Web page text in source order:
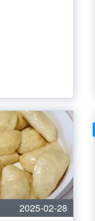
2025-02-28